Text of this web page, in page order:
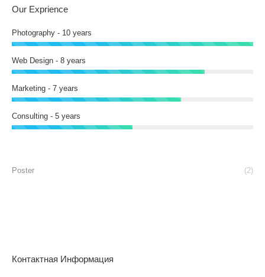
Our Exprience
Photography - 10 years
Web Design - 8 years
Marketing - 7 years
Consulting - 5 years
Poster (2)
Контактная Информация